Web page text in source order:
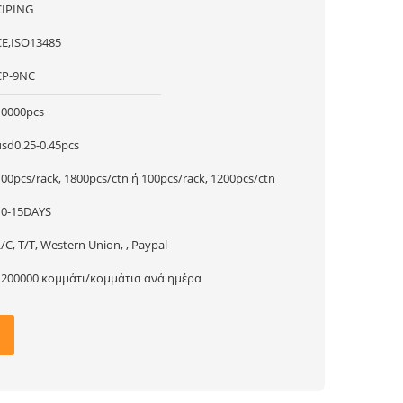
9NC
0.45pcs
rack, 1800pcs/ctn ή 100pcs/rack, 1200pcs/ctn
15DAYS
C, T/T, Western Union, , Paypal
κομμάτι/κομμάτια ανά ημέρα